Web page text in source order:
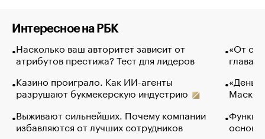
Интересное на РБК
Насколько ваш авторитет зависит от
атрибутов престижа? Тест для лидеров
Казино проиграло. Как ИИ-агенты
разрушают букмекерскую индустрию
Выживают сильнейших. Почему компании
избавляются от лучших сотрудников
«От
глава
Маск в
основ